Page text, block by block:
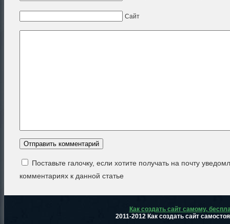
Сайт
Поставьте галочку, если хотите получать на почту
комментариях к данной статье
Как создать сайт самому,
2011-2012 Как создать сайт